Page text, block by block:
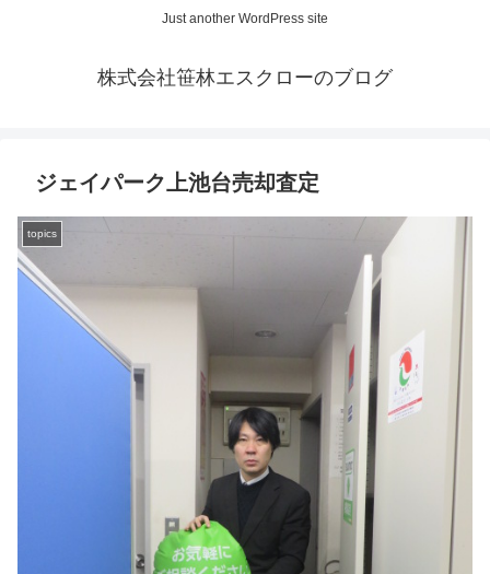
Just another WordPress site
株式会社笹林エスクローのブログ
ジェイパーク上池台売却査定
topics